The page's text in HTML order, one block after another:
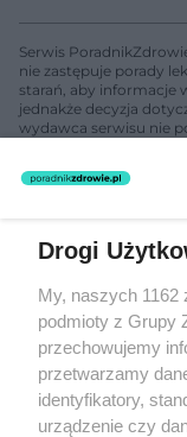
Serwis
nie zastępuje porady
starań, aby informacje
jednakże decyzja
wydawca serwisu nie
świadczeń
rozpowszechniany lub
(w tym także
eksploatacji w
Internecie bez
lub wykorzystanie
prawa, tzn. bez
może być ścigane
Drogi
My, naszych 1162
podmioty z Grupy
przechowujemy
przetwarzamy
identyfikatory,
urządzenie czy